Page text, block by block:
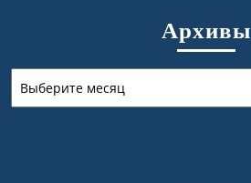
Архивы